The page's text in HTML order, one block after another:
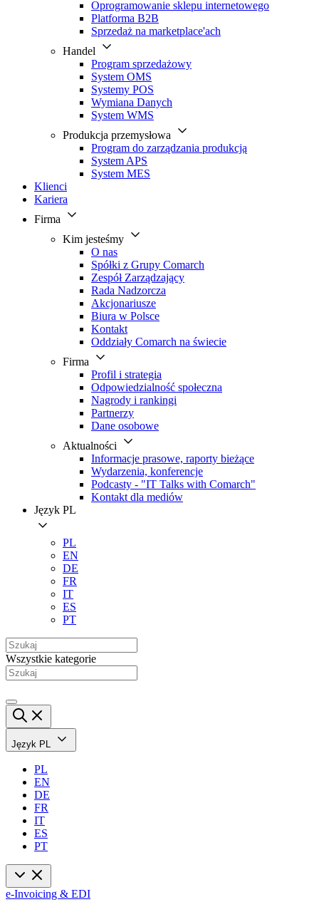
Oprogramowanie sklepu internetowego
Platforma B2B
Sprzedaż na marketplace'ach
Handel
Program sprzedażowy
System OMS
Systemy POS
Wymiana Danych
System WMS
Produkcja przemysłowa
Program do zarządzania produkcją
System APS
System MES
Klienci
Kariera
Firma
Kim jesteśmy
O nas
Spółki z Grupy Comarch
Zespół Zarządzający
Rada Nadzorcza
Akcjonariusze
Biura w Polsce
Kontakt
Oddziały Comarch na świecie
Firma
Profil i strategia
Odpowiedzialność społeczna
Nagrody i rankingi
Partnerzy
Dane osobowe
Aktualności
Informacje prasowe, raporty bieżące
Wydarzenia, konferencje
Podcasty - "IT Talks with Comarch"
Kontakt dla mediów
Język PL
PL
EN
DE
FR
IT
ES
PT
Wszystkie kategorie
Język PL
PL
EN
DE
FR
IT
ES
PT
e-Invoicing & EDI